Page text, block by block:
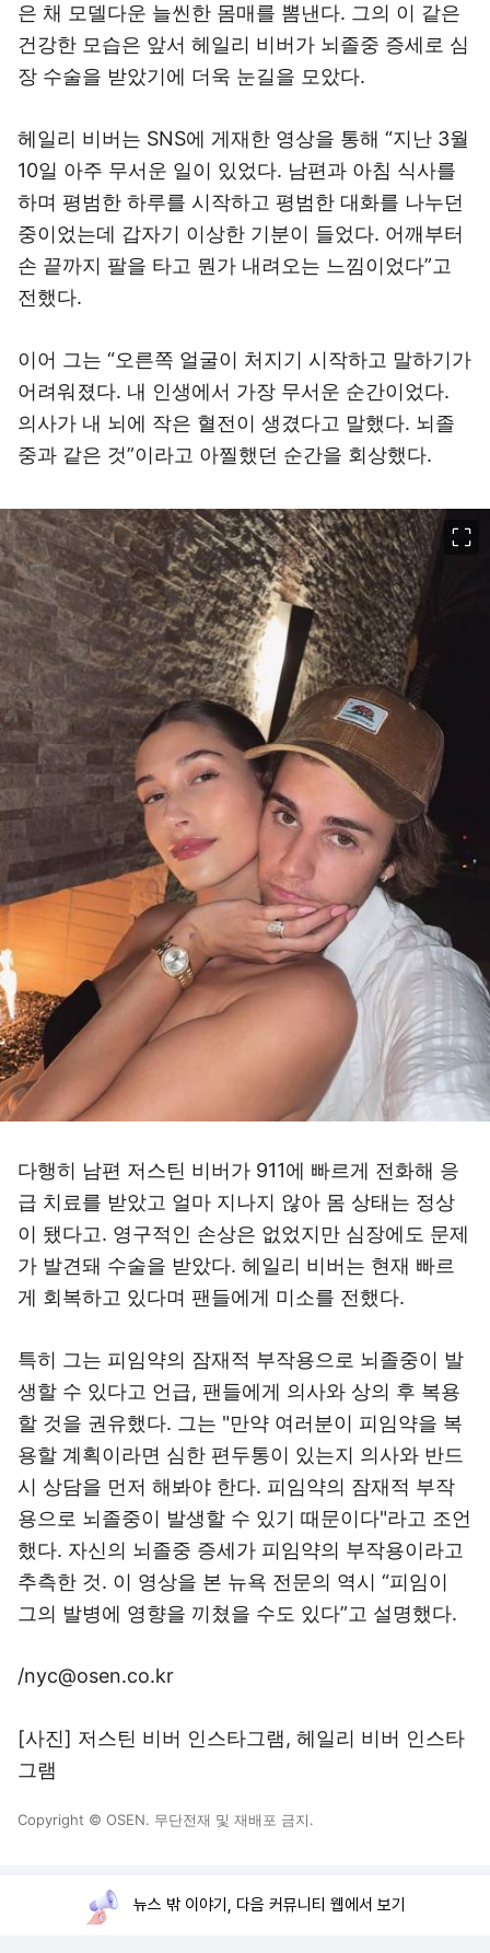
은 채 모델다운 늘씬한 몸매를 뽐낸다. 그의 이 같은
건강한 모습은 앞서 헤일리 비버가 뇌졸중 증세로 심
장 수술을 받았기에 더욱 눈길을 모았다.
헤일리 비버는 SNS에 게재한 영상을 통해 “지난 3월
10일 아주 무서운 일이 있었다. 남편과 아침 식사를
하며 평범한 하루를 시작하고 평범한 대화를 나누던
중이었는데 갑자기 이상한 기분이 들었다. 어깨부터
손 끝까지 팔을 타고 뭔가 내려오는 느낌이었다”고
전했다.
이어 그는 “오른쪽 얼굴이 처지기 시작하고 말하기가
어려워졌다. 내 인생에서 가장 무서운 순간이었다.
의사가 내 뇌에 작은 혈전이 생겼다고 말했다. 뇌졸
중과 같은 것”이라고 아찔했던 순간을 회상했다.
다행히 남편 저스틴 비버가 911에 빠르게 전화해 응
급 치료를 받았고 얼마 지나지 않아 몸 상태는 정상
이 됐다고. 영구적인 손상은 없었지만 심장에도 문제
가 발견돼 수술을 받았다. 헤일리 비버는 현재 빠르
게 회복하고 있다며 팬들에게 미소를 전했다.
특히 그는 피임약의 잠재적 부작용으로 뇌졸중이 발
생할 수 있다고 언급, 팬들에게 의사와 상의 후 복용
할 것을 권유했다. 그는 "만약 여러분이 피임약을 복
용할 계획이라면 심한 편두통이 있는지 의사와 반드
시 상담을 먼저 해봐야 한다. 피임약의 잠재적 부작
용으로 뇌졸중이 발생할 수 있기 때문이다"라고 조언
했다. 자신의 뇌졸중 증세가 피임약의 부작용이라고
추측한 것. 이 영상을 본 뉴욕 전문의 역시 “피임이
그의 발병에 영향을 끼쳤을 수도 있다”고 설명했다.
/nyc@osen.co.kr
[사진] 저스틴 비버 인스타그램, 헤일리 비버 인스타
그램
Copyright © OSEN. 무단전재 및 재배포 금지.
뉴스 밖 이야기, 다음 커뮤니티 웹에서 보기